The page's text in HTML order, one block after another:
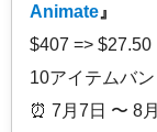
Animate 』
$407 =>
10アイテムバ
⏰️ 7月7日 〜 8